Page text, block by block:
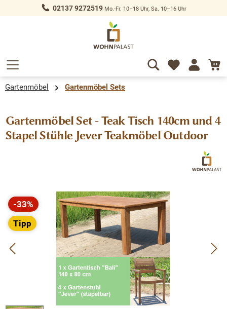
springen 02137 9272519Mo.-Fr. 10–18 Uhr, Sa. 10–16 Uhr
Gartenmöbel Gartenmöbel Sets
Gartenmöbel Set - Teak Tisch 140cm und 4
Stapel Stühle Jever Teakmöbel Outdoor
Bildergalerie überspringen
-33%
Rabatt
Tipp